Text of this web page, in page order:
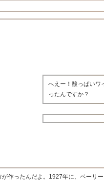
へえー！酸っぱいワ
ったんですか？
作ったんだよ。1927年に、ベーリ